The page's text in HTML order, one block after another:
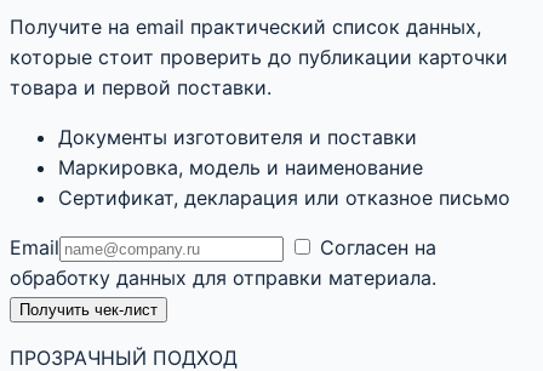
Получите на email практический список данных,
которые стоит проверить до публикации карточки
товара и первой поставки.
Документы изготовителя и поставки
Маркировка, модель и наименование
Сертификат, декларация или отказное письмо
Email
Согласен на
обработку данных для отправки материала.
Получить чек-лист
ПРОЗРАЧНЫЙ ПОДХОД